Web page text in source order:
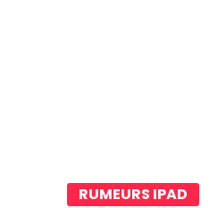
RUMEURS IPAD